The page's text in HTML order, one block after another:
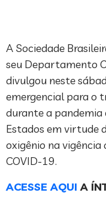
A Sociedade
seu Departamento
divulgou neste
emergencial para o
durante a
Estados em virtude
oxigênio na vigência
COVID-19.
ACESSE AQUI A